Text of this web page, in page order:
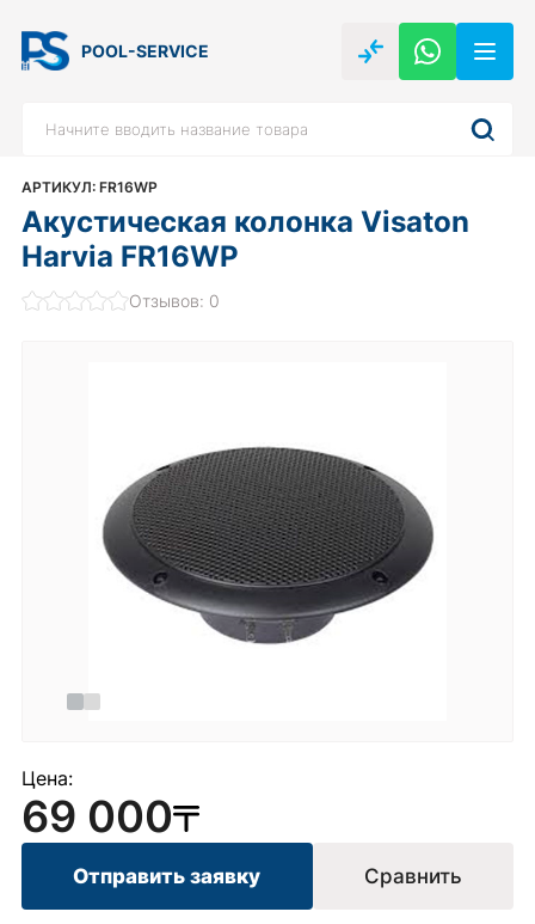
POOL-SERVICE
АРТИКУЛ: FR16WP
Акустическая колонка Visaton
Harvia FR16WP
Отзывов: 0
Цена:
69 000
Отправить заявку Сравнить